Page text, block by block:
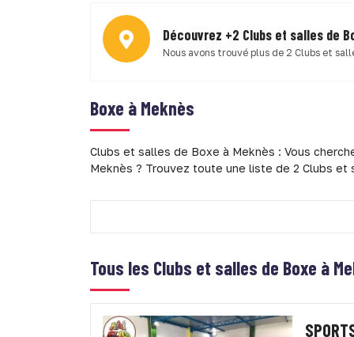
Découvrez +2 Clubs et salles de
Nous avons trouvé plus de 2 Clubs et
Boxe à Meknès
Clubs et salles de Boxe à Meknès : Vous
Meknès ? Trouvez toute une liste de 2 Clubs et
Tous les Clubs et salles de Boxe à